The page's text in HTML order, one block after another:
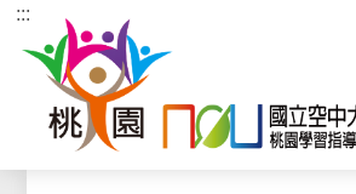
跳到主要內容區塊
:::
首頁 > 下載專區 中心常用申請表